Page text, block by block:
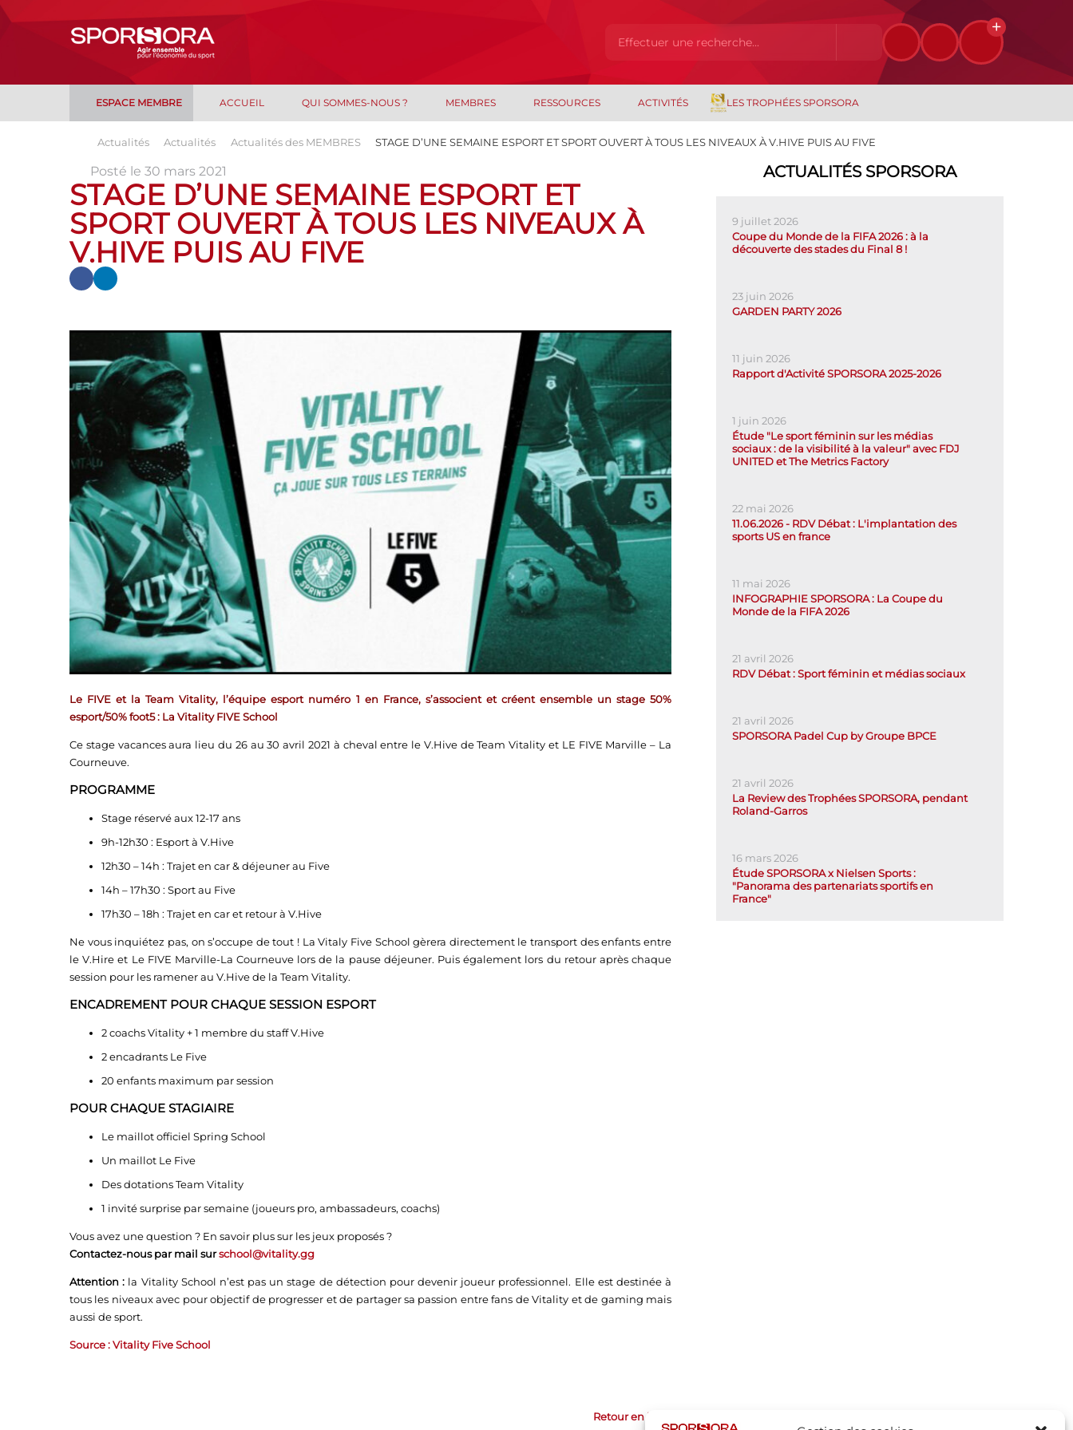
ESPACE MEMBRE ACCUEIL QUI SOMMES-NOUS ? MEMBRES RESSOURCES ACTIVITÉS LES TROPHÉES SPORSORA
Actualités Actualités Actualités des MEMBRES STAGE D’UNE SEMAINE ESPORT ET SPORT OUVERT À TOUS LES NIVEAUX À V.HIVE PUIS AU FIVE
Posté le 30 mars 2021
STAGE D’UNE SEMAINE ESPORT ET
SPORT OUVERT À TOUS LES NIVEAUX À
V.HIVE PUIS AU FIVE
Le FIVE et la Team Vitality, l’équipe esport numéro 1 en France, s’associent et créent ensemble un stage 50%
esport/50% foot5 : La Vitality FIVE School
Ce stage vacances aura lieu du 26 au 30 avril 2021 à cheval entre le V.Hive de Team Vitality et LE FIVE Marville – La
Courneuve.
PROGRAMME
Stage réservé aux 12-17 ans
9h-12h30 : Esport à V.Hive
12h30 – 14h : Trajet en car & déjeuner au Five
14h – 17h30 : Sport au Five
17h30 – 18h : Trajet en car et retour à V.Hive
Ne vous inquiétez pas, on s’occupe de tout ! La Vitaly Five School gèrera directement le transport des enfants entre
le V.Hire et Le FIVE Marville-La Courneuve lors de la pause déjeuner. Puis également lors du retour après chaque
session pour les ramener au V.Hive de la Team Vitality.
ENCADREMENT POUR CHAQUE SESSION ESPORT
2 coachs Vitality + 1 membre du staff V.Hive
2 encadrants Le Five
20 enfants maximum par session
POUR CHAQUE STAGIAIRE
Le maillot officiel Spring School
Un maillot Le Five
Des dotations Team Vitality
1 invité surprise par semaine (joueurs pro, ambassadeurs, coachs)
Vous avez une question ? En savoir plus sur les jeux proposés ?
Contactez-nous par mail surschool@vitality.gg
Attention : la Vitality School n’est pas un stage de détection pour devenir joueur professionnel. Elle est destinée à
tous les niveaux avec pour objectif de progresser et de partager sa passion entre fans de Vitality et de gaming mais
aussi de sport.
Source :Vitality Five School
Retour en haut
ACTUALITÉS SPORSORA
9 juillet 2026
Coupe du Monde de la FIFA 2026 : à la
découverte des stades du Final 8 !
23 juin 2026
GARDEN PARTY 2026
11 juin 2026
Rapport d'Activité SPORSORA 2025-2026
1 juin 2026
Étude "Le sport féminin sur les médias
sociaux : de la visibilité à la valeur" avec FDJ
UNITED et The Metrics Factory
22 mai 2026
11.06.2026 - RDV Débat : L'implantation des
sports US en france
11 mai 2026
INFOGRAPHIE SPORSORA : La Coupe du
Monde de la FIFA 2026
21 avril 2026
RDV Débat : Sport féminin et médias sociaux
21 avril 2026
SPORSORA Padel Cup by Groupe BPCE
21 avril 2026
La Review des Trophées SPORSORA, pendant
Roland-Garros
16 mars 2026
Étude SPORSORA x Nielsen Sports :
"Panorama des partenariats sportifs en
France"